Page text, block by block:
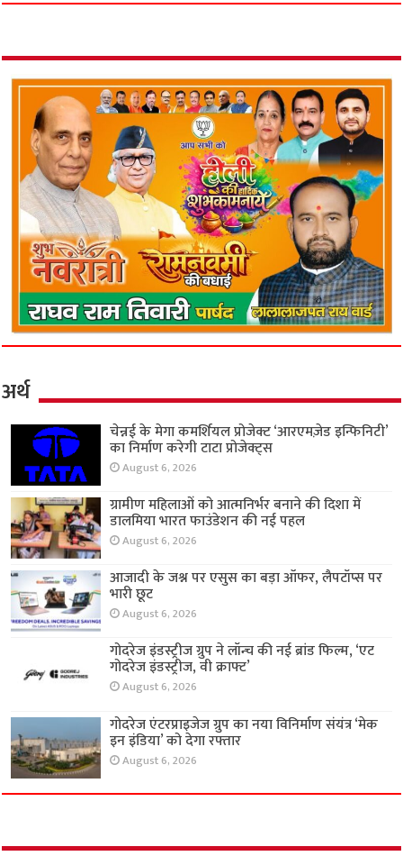
अर्थ
चेन्नई के मेगा कमर्शियल प्रोजेक्ट ‘आरएमज़ेड इन्फिनिटी’
का निर्माण करेगी टाटा प्रोजेक्ट्स
August 6, 2026
ग्रामीण महिलाओं को आत्मनिर्भर बनाने की दिशा में
डालमिया भारत फाउंडेशन की नई पहल
August 6, 2026
आजादी के जश्न पर एसुस का बड़ा ऑफर, लैपटॉप्स पर
भारी छूट
August 6, 2026
गोदरेज इंडस्ट्रीज ग्रुप ने लॉन्च की नई ब्रांड फिल्म, ‘एट
गोदरेज इंडस्ट्रीज, वी क्राफ्ट’
August 6, 2026
गोदरेज एंटरप्राइजेज ग्रुप का नया विनिर्माण संयंत्र ‘मेक
इन इंडिया’ को देगा रफ्तार
August 6, 2026